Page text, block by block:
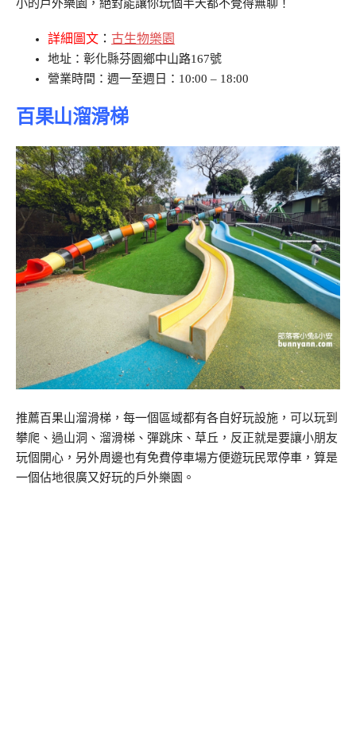
小的戶外樂園，絕對能讓你玩個半天都不覺得無聊！
詳細圖文 ： 古生物樂園
地址：彰化縣芬園鄉中山路167號
營業時間：週一至週日：10:00 – 18:00
百果山溜滑梯
推薦百果山溜滑梯，每一個區域都有各自好玩設施，可以玩到
攀爬、過山洞、溜滑梯、彈跳床、草丘，反正就是要讓小朋友
玩個開心，另外周邊也有免費停車場方便遊玩民眾停車，算是
一個佔地很廣又好玩的戶外樂園。